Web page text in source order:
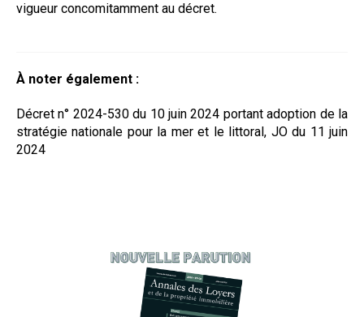
vigueur concomitamment au décret.
À noter également :
Décret n° 2024-530 du 10 juin 2024 portant adoption de la
stratégie nationale pour la mer et le littoral, JO du 11 juin
2024